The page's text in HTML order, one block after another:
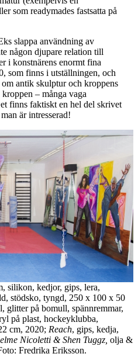
som readymades fastsatta på
slappa användning av
någon djupare relation till
i konstnärens enormt fina
som finns i utställningen, och
antik skulptur och kroppens
– många vaga
finns faktiskt en hel del skrivet
man är intresserad!
silikon, kedjor, gips, lera,
stödsko, tyngd, 250 x 100 x 50
glitter på bomull, spännremmar,
på plast, hockeyklubba,
cm, 2020; Reach​, gips, kedja,
Nicoletti & Shen Tuggz, ​ olja &
Fredrika Eriksson.